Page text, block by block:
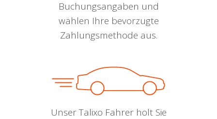
Buchungsangaben und
wählen Ihre bevorzugte
Zahlungsmethode aus.
Unser Talixo Fahrer holt Sie